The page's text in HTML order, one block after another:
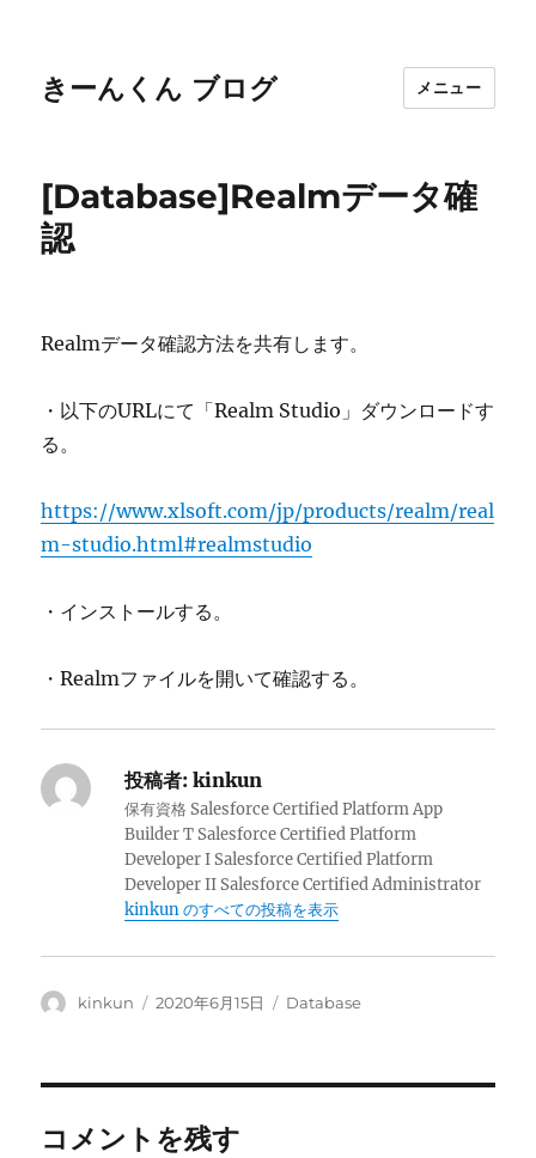
きーんくん ブログ メニュー
[Database]Realmデータ確
認
Realmデータ確認方法を共有します。
・以下のURLにて「Realm Studio」ダウンロードす
る。
https://www.xlsoft.com/jp/products/realm/real
m-studio.html#realmstudio
・インストールする。
・Realmファイルを開いて確認する。
投稿者: kinkun
保有資格 Salesforce Certified Platform App
Builder T Salesforce Certified Platform
Developer I Salesforce Certified Platform
Developer II Salesforce Certified Administrator
kinkun のすべての投稿を表示
投
kinkun
投
2020年6月15日
カ
Database
コメントを残す